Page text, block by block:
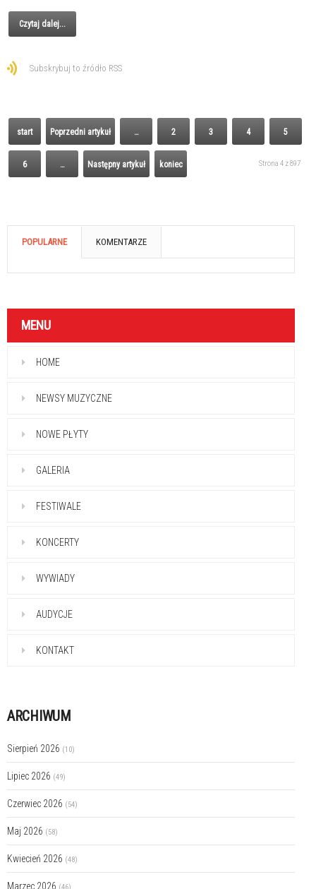
Czytaj dalej...
Subskrybuj to źródło RSS
start Poprzedni artykuł … 2 3 4 5
6 … Następny artykuł koniec Strona 4 z 897
POPULARNE KOMENTARZE
MENU
HOME
NEWSY MUZYCZNE
NOWE PŁYTY
GALERIA
FESTIWALE
KONCERTY
WYWIADY
AUDYCJE
KONTAKT
ARCHIWUM
Sierpień 2026 (10)
Lipiec 2026 (49)
Czerwiec 2026 (54)
Maj 2026 (58)
Kwiecień 2026 (48)
Marzec 2026 (46)